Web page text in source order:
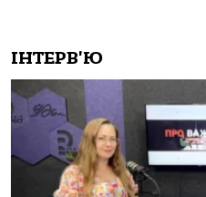
ІНТЕРВ'Ю